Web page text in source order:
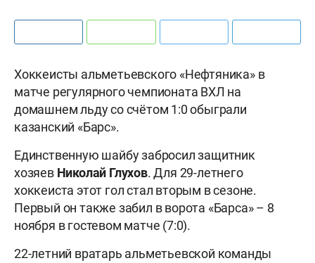
Хоккеисты альметьевского «Нефтяника» в
матче регулярного чемпионата ВХЛ на
домашнем льду со счётом 1:0 обыграли
казанский «Барс».
Единственную шайбу забросил защитник
хозяев Николай Глухов. Для 29-летнего
хоккеиста этот гол стал вторым в сезоне.
Первый он также забил в ворота «Барса» – 8
ноября в гостевом матче (7:0).
22-летний вратарь альметьевской команды